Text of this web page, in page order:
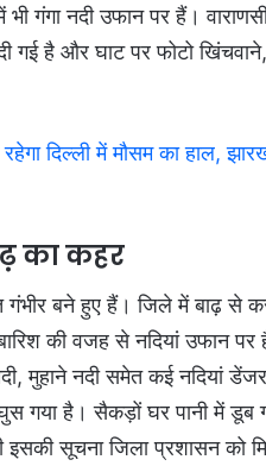
गंगा नदी उफान पर हैं।
गई है और घाट पर फोटो
दिल्ली में मौसम का हाल,
का कहर
गंभीर बने हुए हैं। जिले में बाढ़ से
की वजह से नदियां उफान
मुहाने नदी समेत कई नदियां
गया है। सैकड़ों घर पानी में डूब
सूचना जिला प्रशासन को